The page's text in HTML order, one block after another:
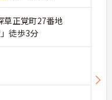
草正覚町27番地
徒歩3分